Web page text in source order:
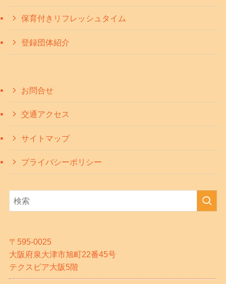
保育付きリフレッシュタイム
登録団体紹介
お問合せ
交通アクセス
サイトマップ
プライバシーポリシー
〒595-0025
大阪府泉大津市旭町22番45号
テクスピア大阪5階